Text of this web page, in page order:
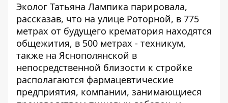
Эколог Татьяна Лампика парировала,
рассказав, что на улице Роторной, в 775
метрах от будущего крематория находятся
общежития, в 500 метрах - техникум,
также на Яснополянской в
непосредственной близости к стройке
располагаются фармацевтические
предприятия, компании, занимающиеся